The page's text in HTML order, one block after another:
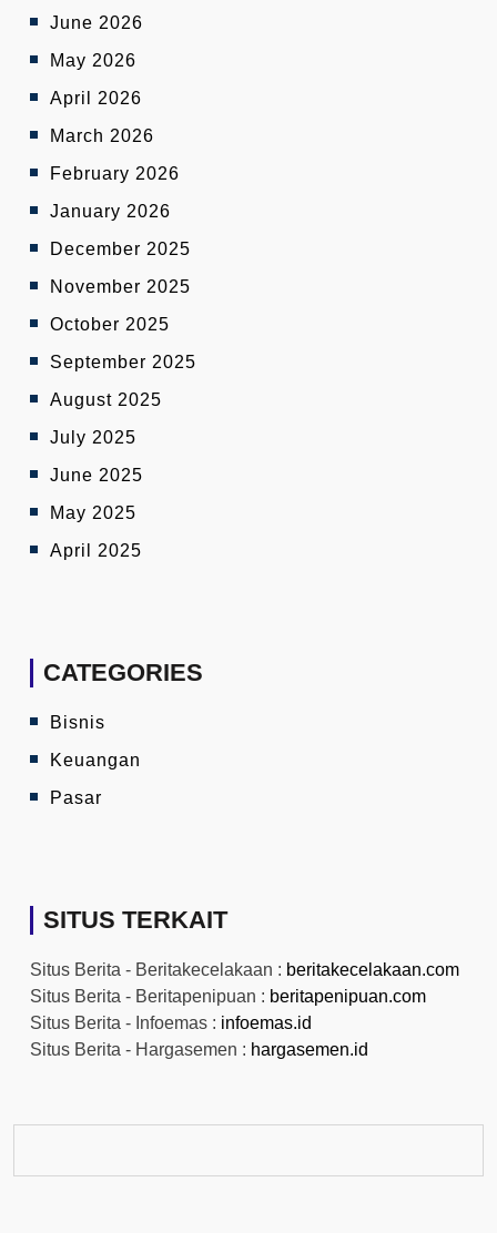
June 2026
May 2026
April 2026
March 2026
February 2026
January 2026
December 2025
November 2025
October 2025
September 2025
August 2025
July 2025
June 2025
May 2025
April 2025
CATEGORIES
Bisnis
Keuangan
Pasar
SITUS TERKAIT
Situs Berita - Beritakecelakaan : beritakecelakaan.com
Situs Berita - Beritapenipuan : beritapenipuan.com
Situs Berita - Infoemas : infoemas.id
Situs Berita - Hargasemen : hargasemen.id